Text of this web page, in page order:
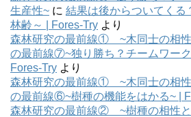
生産性~ に 結果は後からついてくる
林齢～ | Fores-Try より
森林研究の最前線① ~木同士の相
の最前線⑦~独り勝ち？チームワーク
Fores-Try より
森林研究の最前線① ~木同士の相
の最前線⑥~樹種の機能をはかる~ |
森林研究の最前線② ~樹種の相性